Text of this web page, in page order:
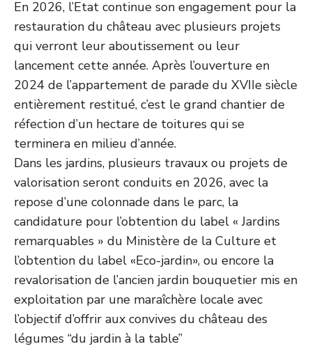
En 2026, l’Etat continue son engagement pour la
restauration du château avec plusieurs projets
qui verront leur aboutissement ou leur
lancement cette année. Après l’ouverture en
2024 de l’appartement de parade du XVIIe siècle
entièrement restitué, c’est le grand chantier de
réfection d’un hectare de toitures qui se
terminera en milieu d’année.
Dans les jardins, plusieurs travaux ou projets de
valorisation seront conduits en 2026, avec la
repose d’une colonnade dans le parc, la
candidature pour l’obtention du label « Jardins
remarquables » du Ministère de la Culture et
l’obtention du label «Eco-jardin», ou encore la
revalorisation de l’ancien jardin bouquetier mis en
exploitation par une maraîchère locale avec
l’objectif d’offrir aux convives du château des
légumes “du jardin à la table”